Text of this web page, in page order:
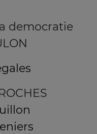
democratie